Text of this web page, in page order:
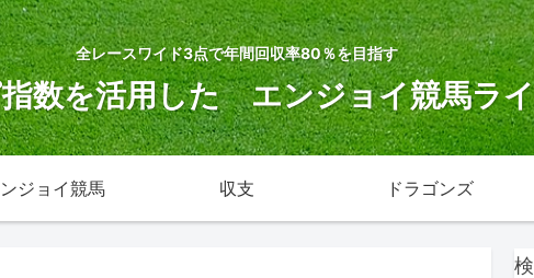
全レースワイド3点で年間回収率80％を目指す
数を活用した エンジョイ競馬ラ
ジョイ競馬 収支 ドラゴンズ